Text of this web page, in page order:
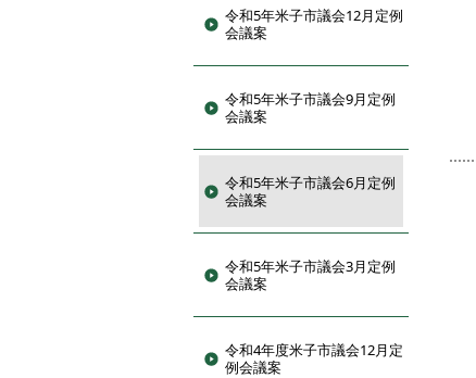
令和5年米子市議会12月定例
会議案
令和5年米子市議会9月定例
会議案
令和5年米子市議会6月定例
会議案
令和5年米子市議会3月定例
会議案
令和4年度米子市議会12月定
例会議案